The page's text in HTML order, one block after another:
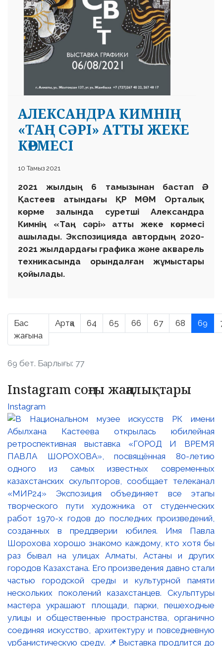
АЛЕКСАНДРА КИМНІҢ
«ТАҢ СӘРІ» АТТЫ ЖЕКЕ
КӨРМЕСІ
10 Тамыз 2021
2021 жылдың 6 тамызынан бастап Ә.
Қастеев атындағы ҚР МӨМ Орталық
көрме залында суретші Александра
Кимнің «Таң сәрі» атты жеке көрмесі
ашылады. Экспозицияда автордың 2020-
2021 жылдардағы графика және акварель
техникасында орындалған жұмыстары
қойылады.
Бас
жағына
Артқа 64 65 66 67 68 69
69 бет. Барлығы: 77
Instagram соңғы жаңалықтары
Instagram